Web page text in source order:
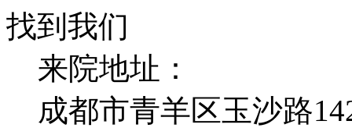
找到我们
来院地址：
成都市青羊区玉沙路